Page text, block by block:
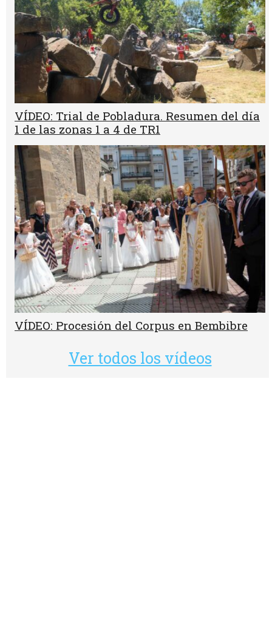
VÍDEO: Trial de Pobladura. Resumen del día
1 de las zonas 1 a 4 de TR1
VÍDEO: Procesión del Corpus en Bembibre
Ver todos los vídeos